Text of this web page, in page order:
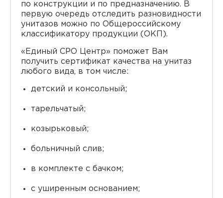
по конструкции и по предназначению. В
первую очередь отследить разновидности
унитазов можно по Общероссийскому
классификатору продукции (ОКП).
«Единый СРО Центр» поможет Вам
получить сертификат качества на унитаз
любого вида, в том числе:
детский и консольный;
тарельчатый;
козырьковый;
больничный слив;
в комплекте с бачком;
с уширенным основанием;